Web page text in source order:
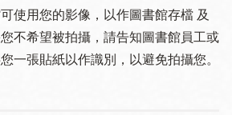
使用您的影像，以作圖書館存檔 及
不希望被拍攝，請告知圖書館員工或
一張貼紙以作識別，以避免拍攝您。